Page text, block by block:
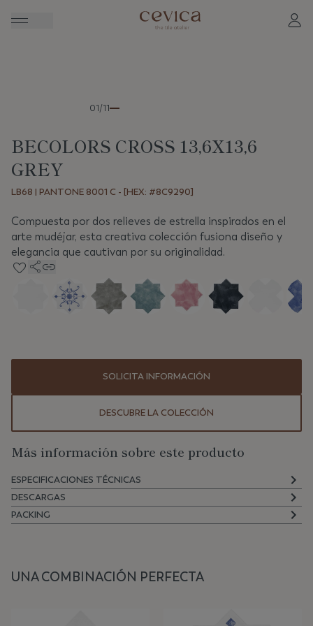
01/11
BECOLORS CROSS 13,6X13,6
GREY
LB68 | PANTONE 8001 C - [HEX: #8C9290]
Compuesta por dos relieves de estrella inspirados en el
arte mudéjar, esta creativa colección fusiona diseño y
elegancia que cautivan por su originalidad.
SOLICITA INFORMACIÓN
DESCUBRE LA COLECCIÓN
Más información sobre este producto
ESPECIFICACIONES TÉCNICAS
DESCARGAS
PACKING
UNA COMBINACIÓN PERFECTA